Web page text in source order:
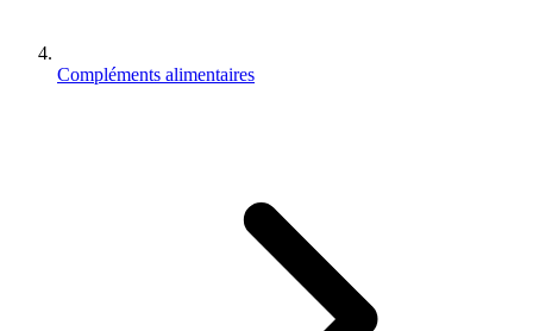
Compléments alimentaires